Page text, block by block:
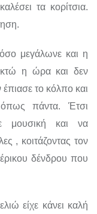
τα κορίτσια.
μεγάλωνε και η
η ώρα και δεν
το κόλπο και
πάντα. Έτσι
μουσική και να
, κοιτάζοντας τον
δένδρου που
είχε κάνει καλή